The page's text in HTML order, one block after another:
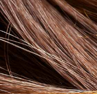
zijn
wij
Onze
producten
Prijzen
Gastenboek